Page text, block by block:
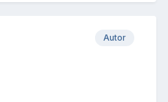
Autor